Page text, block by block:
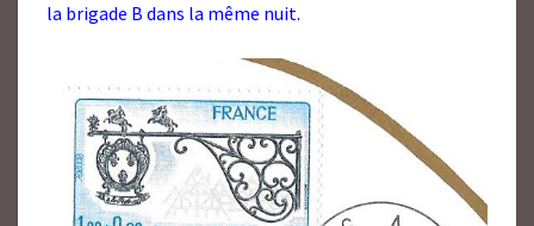
la brigade B dans la même nuit.